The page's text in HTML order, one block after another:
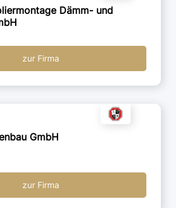
Dämm- und
zur Firma
GmbH
zur Firma